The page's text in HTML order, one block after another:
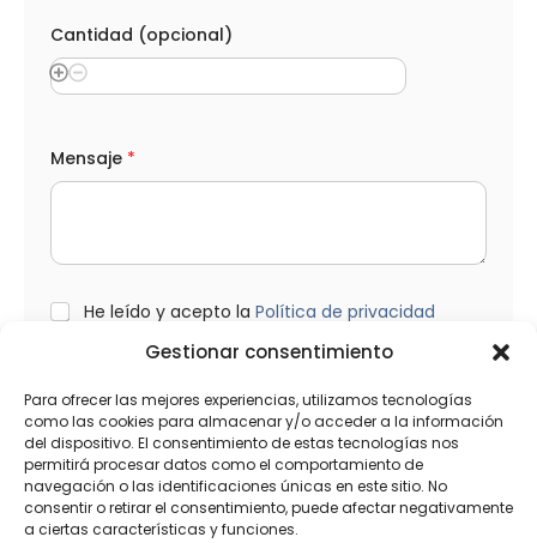
Gestionar consentimiento
Para ofrecer las mejores experiencias, utilizamos tecnologías
como las cookies para almacenar y/o acceder a la información
del dispositivo. El consentimiento de estas tecnologías nos
permitirá procesar datos como el comportamiento de
navegación o las identificaciones únicas en este sitio. No
consentir o retirar el consentimiento, puede afectar negativamente
a ciertas características y funciones.
e
e
c
ó
n
i
D
s
e
Cantidad (opcional)
Mensaje *
L
*
He leído y acepto la Política de privacidad
Enviar